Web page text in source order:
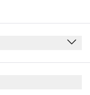
07:00 - 22:00